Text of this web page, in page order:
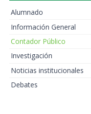
Alumnado
Información General
Contador Público
Investigación
Noticias institucionales
Debates